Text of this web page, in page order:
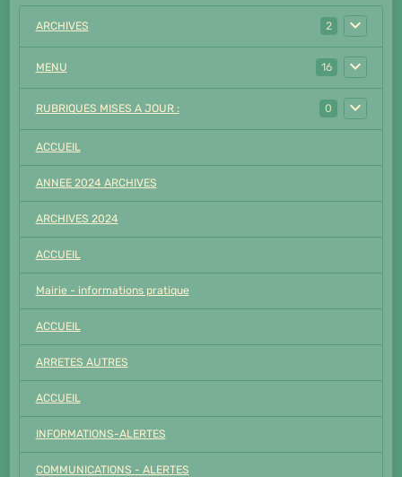
ARCHIVES 2
MENU 16
RUBRIQUES MISES A JOUR : 0
ACCUEIL
ANNEE 2024 ARCHIVES
ARCHIVES 2024
ACCUEIL
Mairie - informations pratique
ACCUEIL
ARRETES AUTRES
ACCUEIL
INFORMATIONS-ALERTES
COMMUNICATIONS - ALERTES